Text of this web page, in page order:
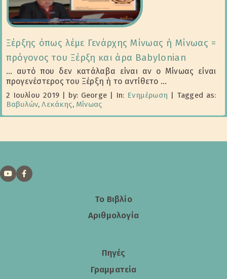
Ξέρξης όπως λέμε Γενάρχης Μίνωας ή Μίνωας =
πρόγονος του Ξέρξη και άρα Babylonian
... αυτό που δεν κατάλαβα είναι αν ο Μίνωας είναι
προγενέστερος του Ξέρξη ή το αντίθετο ...
2 Ιουλίου 2019 by: George| In: Ενημέρωση
Tagged as:
Βαβυλών,Λεκάκης, Μίνωας
Το Βιβλίο
Αριθμολογία
Πηγές
Γραμματεία